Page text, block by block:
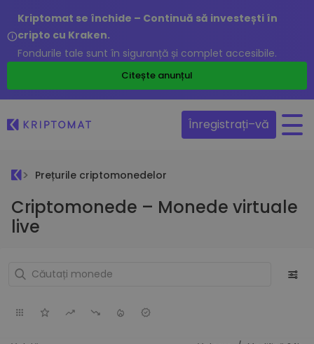
Kriptomat se închide – Continuă să investești în
cripto cu Kraken.
Fondurile tale sunt în siguranță și complet accesibile.
Citește anunțul
Înregistrați–vă
Prețurile criptomonedelor
Criptomonede – Monede virtuale
live